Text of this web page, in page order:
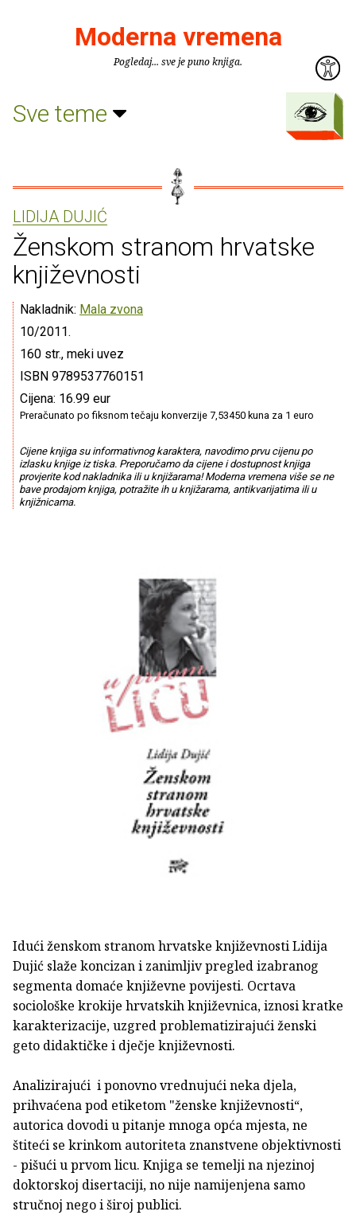
Moderna vremena
Pogledaj... sve je puno knjiga.
Sve teme
LIDIJA DUJIĆ
Ženskom stranom hrvatske
književnosti
Nakladnik: Mala zvona
10/2011.
160 str., meki uvez
ISBN 9789537760151
Cijena: 16.99 eur
Preračunato po fiksnom tečaju konverzije 7,53450 kuna za 1 euro
Cijene knjiga su informativnog karaktera, navodimo prvu cijenu po
izlasku knjige iz tiska. Preporučamo da cijene i dostupnost knjiga
provjerite kod nakladnika ili u knjižarama! Moderna vremena više se ne
bave prodajom knjiga, potražite ih u knjižarama, antikvarijatima ili u
knjižnicama.
Idući ženskom stranom hrvatske književnosti Lidija
Dujić slaže koncizan i zanimljiv pregled izabranog
segmenta domaće književne povijesti. Ocrtava
sociološke krokije hrvatskih književnica, iznosi kratke
karakterizacije, uzgred problematizirajući ženski
geto didaktičke i dječje književnosti.
Analizirajući i ponovno vrednujući neka djela,
prihvaćena pod etiketom "ženske književnosti“,
autorica dovodi u pitanje mnoga opća mjesta, ne
štiteći se krinkom autoriteta znanstvene objektivnosti
- pišući u prvom licu. Knjiga se temelji na njezinoj
doktorskoj disertaciji, no nije namijenjena samo
stručnoj nego i široj publici.